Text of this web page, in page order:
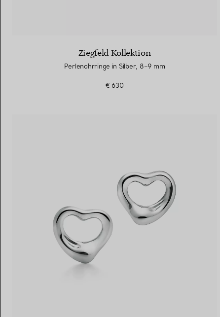
Ziegfeld Kollektion
Perlenohrringe in Silber, 8–9 mm
€ 630